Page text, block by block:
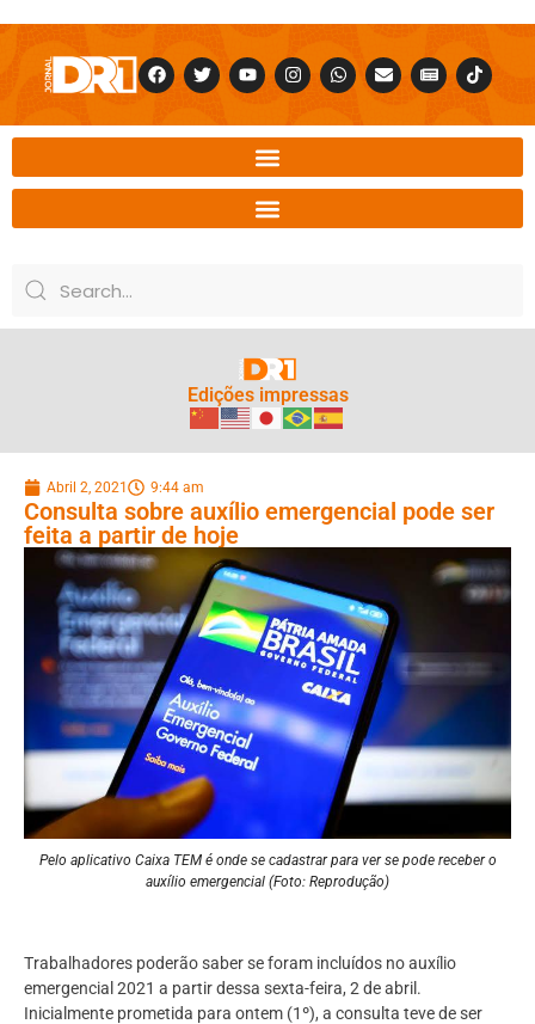
Edições impressas
Abril 2, 2021 9:44 am
Consulta sobre auxílio emergencial pode ser
feita a partir de hoje
Pelo aplicativo Caixa TEM é onde se cadastrar para ver se pode receber o
auxílio emergencial (Foto: Reprodução)
Trabalhadores poderão saber se foram incluídos no auxílio
emergencial 2021 a partir dessa sexta-feira, 2 de abril.
Inicialmente prometida para ontem (1º), a consulta teve de ser